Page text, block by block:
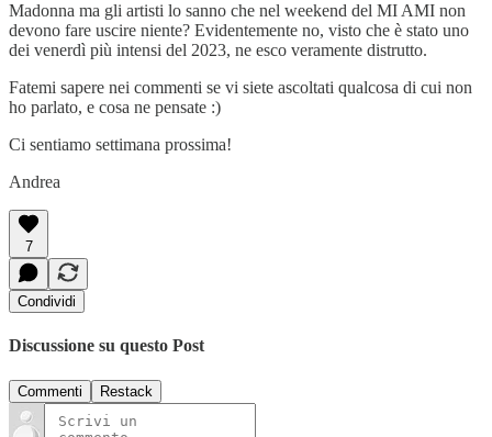
Madonna ma gli artisti lo sanno che nel weekend del MI AMI non
devono fare uscire niente? Evidentemente no, visto che è stato uno
dei venerdì più intensi del 2023, ne esco veramente distrutto.
Fatemi sapere nei commenti se vi siete ascoltati qualcosa di cui non
ho parlato, e cosa ne pensate :)
Ci sentiamo settimana prossima!
Andrea
7
Condividi
Discussione su questo Post
Commenti Restack